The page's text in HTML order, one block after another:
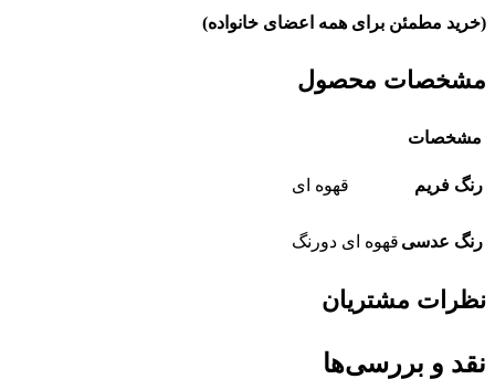
(خرید مطمئن برای همه اعضای خانواده)
مشخصات محصول
مشخصات
رنگ فریم قهوه ای
رنگ عدسی قهوه ای دورنگ
نظرات مشتریان
نقد و بررسی‌ها